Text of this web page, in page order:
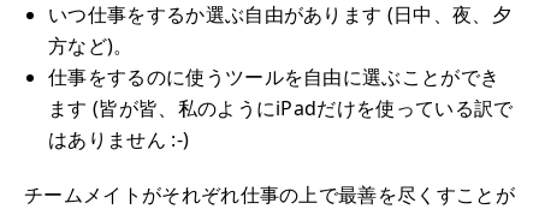
いつ仕事をするか選ぶ自由があります (日中、夜、夕
方など)。
仕事をするのに使うツールを自由に選ぶことができ
ます (皆が皆、私のようにiPadだけを使っている訳で
はありません :-)
チームメイトがそれぞれ仕事の上で最善を尽くすことが